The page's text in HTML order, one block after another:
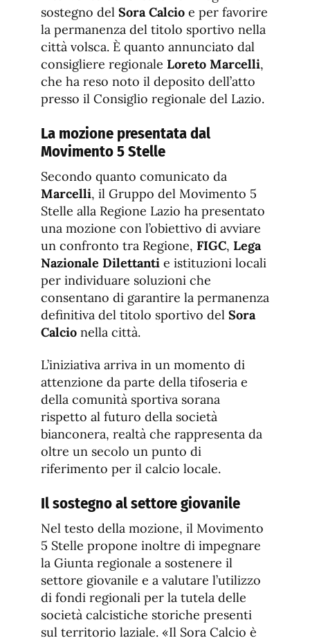
fuente.
sostegno del Sora Calcio e per favorire
la permanenza del titolo sportivo nella
città volsca. È quanto annunciato dal
consigliere regionale Loreto Marcelli,
che ha reso noto il deposito dell’atto
presso il Consiglio regionale del Lazio.
La mozione presentata dal
Movimento 5 Stelle
Secondo quanto comunicato da
Marcelli, il Gruppo del Movimento 5
Stelle alla Regione Lazio ha presentato
una mozione con l’obiettivo di avviare
un confronto tra Regione, FIGC, Lega
Nazionale Dilettanti e istituzioni locali
per individuare soluzioni che
consentano di garantire la permanenza
definitiva del titolo sportivo del Sora
Calcio nella città.
L’iniziativa arriva in un momento di
attenzione da parte della tifoseria e
della comunità sportiva sorana
rispetto al futuro della società
bianconera, realtà che rappresenta da
oltre un secolo un punto di
riferimento per il calcio locale.
Il sostegno al settore giovanile
Nel testo della mozione, il Movimento
5 Stelle propone inoltre di impegnare
la Giunta regionale a sostenere il
settore giovanile e a valutare l’utilizzo
di fondi regionali per la tutela delle
società calcistiche storiche presenti
sul territorio laziale. «Il Sora Calcio è